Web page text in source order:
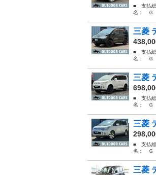
■ 支払
名： Ｇ
三菱
■ 支払
名： Ｇ
三菱
■ 支払
名： Ｇ
三菱
■ 支払
名： Ｇ
三菱